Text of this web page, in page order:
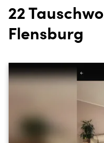
22
Flensburg